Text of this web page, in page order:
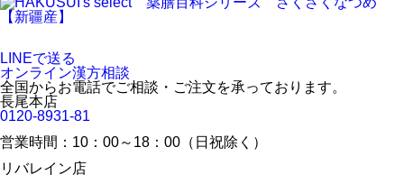
LINEで送る
オンライン漢方相談
全国からお電話でご相談・ご注文を承っております。
長尾本店
0120-8931-81
営業時間：10：00～18：00（日祝除く）
リバレイン店